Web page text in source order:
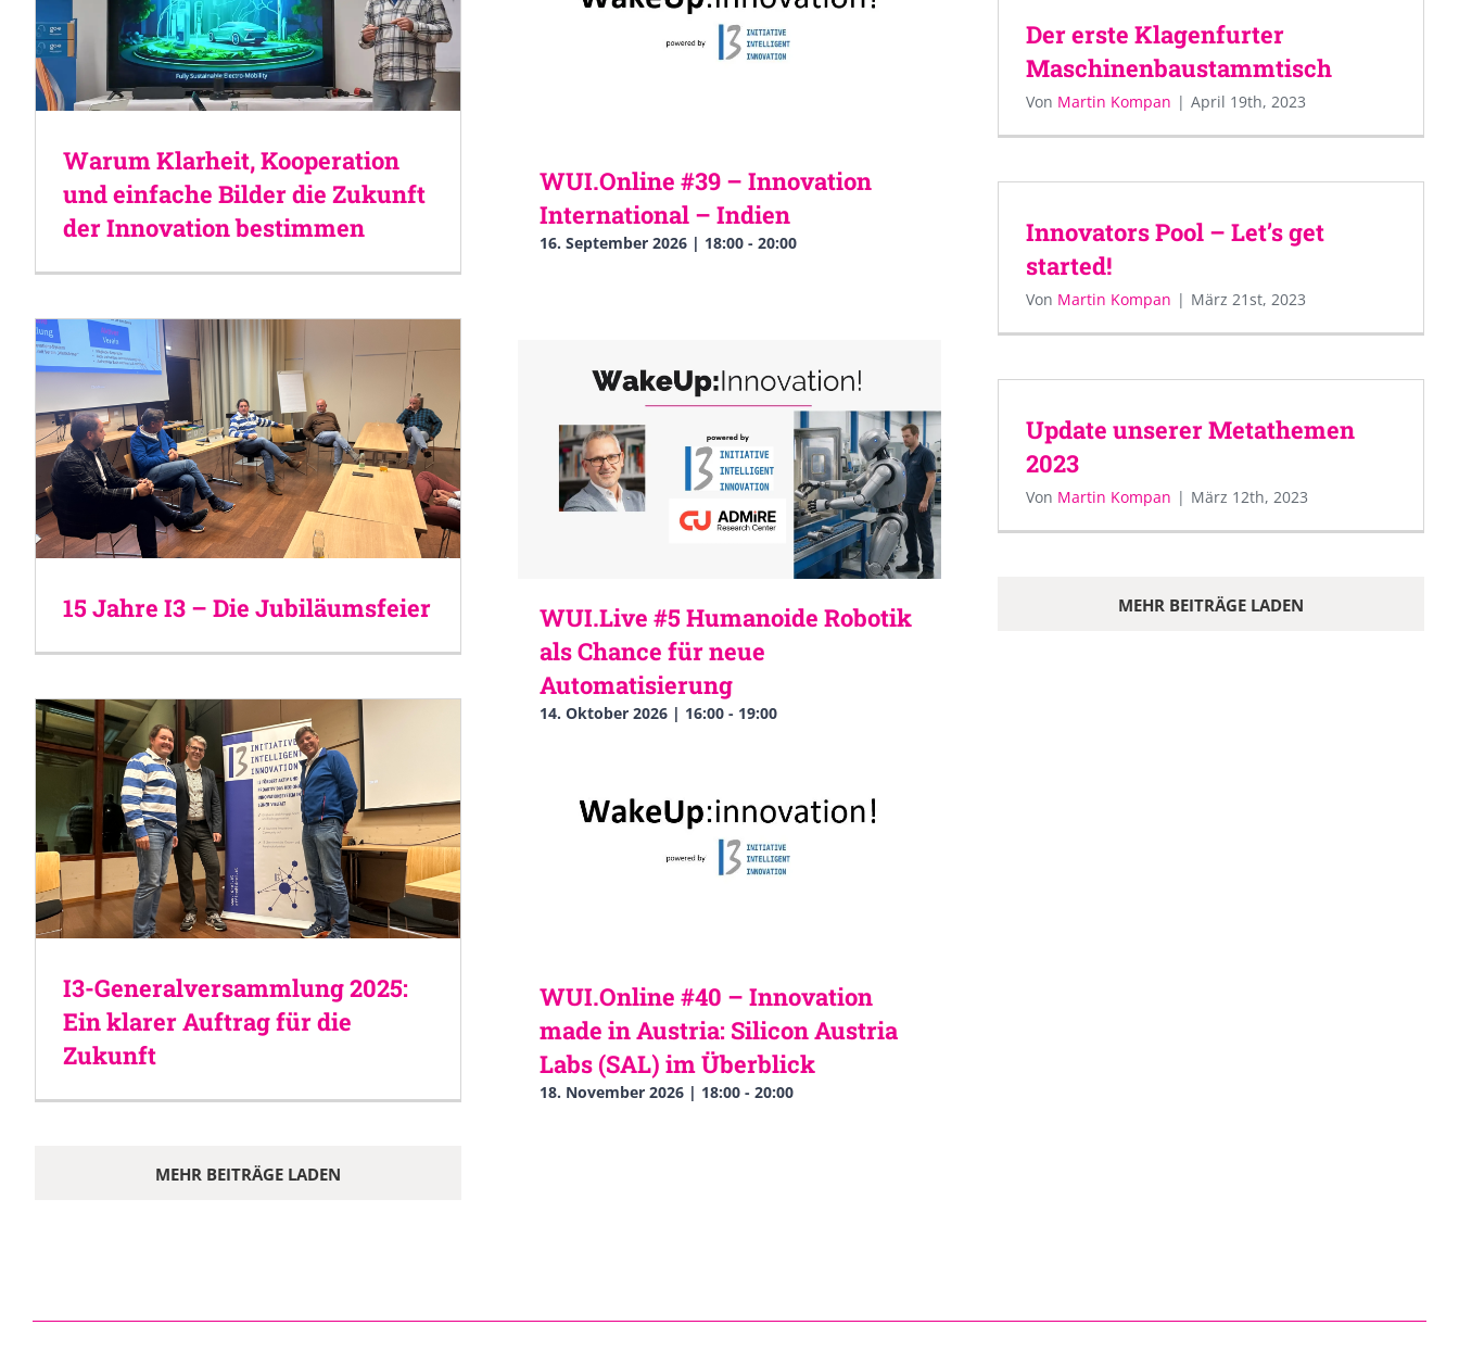
Warum Klarheit, Kooperation
und einfache Bilder die Zukunft
der Innovation bestimmen
15 Jahre I3 – Die Jubiläumsfeier
I3-Generalversammlung 2025:
Ein klarer Auftrag für die
Zukunft
MEHR BEITRÄGE LADEN
WUI.Online #39 – Innovation
International – Indien
16. September 2026 | 18:00- 20:00
WUI.Live #5 Humanoide Robotik
als Chance für neue
Automatisierung
14. Oktober 2026 | 16:00- 19:00
WUI.Online #40 – Innovation
made in Austria: Silicon Austria
Labs (SAL) im Überblick
18. November 2026 | 18:00- 20:00
Der erste Klagenfurter
Maschinenbaustammtisch
Von Martin Kompan | April 19th, 2023
Innovators Pool – Let’s get
started!
Von Martin Kompan | März 21st, 2023
Update unserer Metathemen
2023
Von Martin Kompan | März 12th, 2023
MEHR BEITRÄGE LADEN